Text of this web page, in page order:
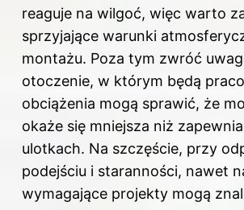
reaguje na wilgoć, więc warto
sprzyjające warunki
montażu. Poza tym zwróć
otoczenie, w którym będą
obciążenia mogą sprawić, że
okaże się mniejsza niż
ulotkach. Na szczęście, przy
podejściu i staranności, nawet
wymagające projekty mogą